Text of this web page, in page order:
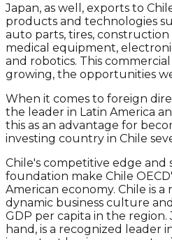
Japan, as well, exports to
products and technologies
auto parts, tires,
medical equipment,
and robotics. This
growing, the opportunities
When it comes to foreign
the leader in Latin America
this as an advantage for
investing country in Chile
Chile's competitive edge and
foundation make Chile
American economy. Chile is
dynamic business culture
GDP per capita in the
hand, is a recognized leader